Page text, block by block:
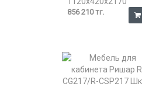
856 210 тг.